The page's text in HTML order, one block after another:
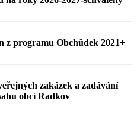
z programu Obchůdek 2021+
zakázek a zadávání
obcí Radkov